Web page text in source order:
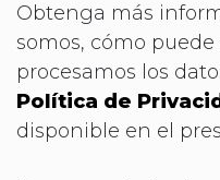
Obtenga más
somos, cómo
procesamos los
Política de
disponible en el